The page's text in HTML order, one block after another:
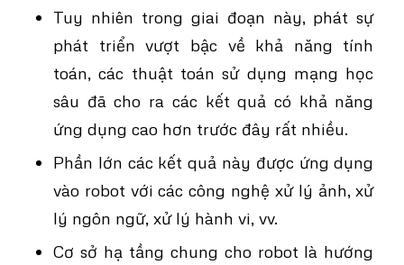
Tuy nhiên trong giai đoạn này, phát sự
phát triển vượt bậc về khả năng tính
toán, các thuật toán sử dụng mạng học
sâu đã cho ra các kết quả có khả năng
ứng dụng cao hơn trước đây rất nhiều.
Phần lớn các kết quả này được ứng dụng
vào robot với các công nghệ xử lý ảnh, xử
lý ngôn ngữ, xử lý hành vi, vv.
Cơ sở hạ tầng chung cho robot là hướng